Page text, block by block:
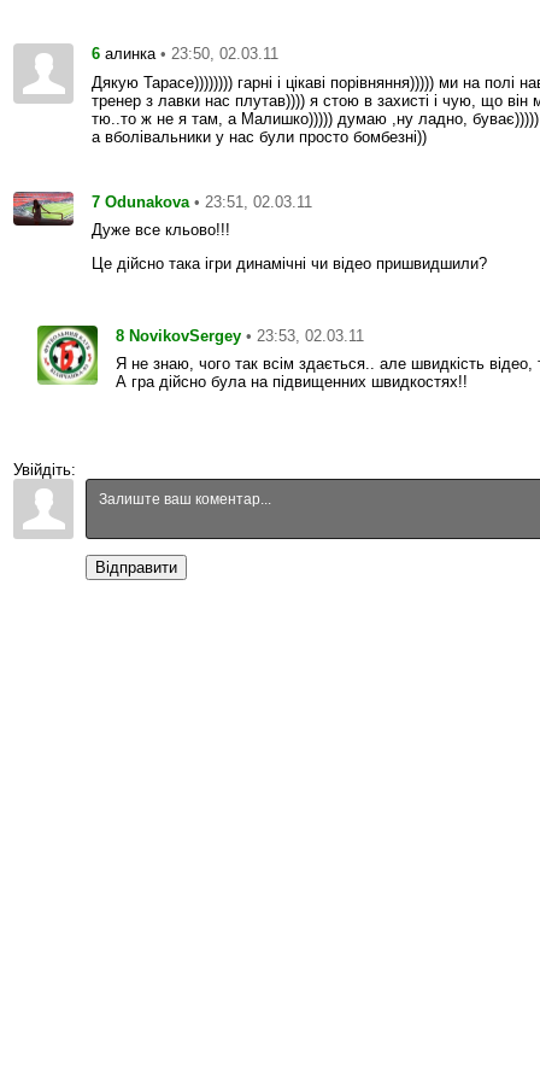
6 алинка • 23:50, 02.03.11
Дякую Тарасе)))))))) гарні і цікаві порівняння))))) ми на полі
тренер з лавки нас плутав)))) я стою в захисті і чую, що
тю..то ж не я там, а Малишко))))) думаю ,ну ладно, буває)))))
а вболівальники у нас були просто бомбезні))
7 Odunakova • 23:51, 02.03.11
Дуже все кльово!!!
Це дійсно така ігри динамічні чи відео пришвидшили?
8 NovikovSergey • 23:53, 02.03.11
Я не знаю, чого так всім здається.. але швидкість відео,
А гра дійсно була на підвищенних швидкостях!!
Увійдіть:
Відправити